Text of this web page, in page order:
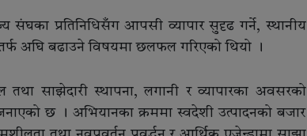
संघका प्रतिनिधिसँग आपसी व्यापार सुदृढ गर्ने, स्थानीय
अघि बढाउने विषयमा छलफल गरिएको थियो ।
साझेदारी स्थापना, लगानी र व्यापारका अवसरको
छ । अभियानका क्रममा स्वदेशी उत्पादनको बजार